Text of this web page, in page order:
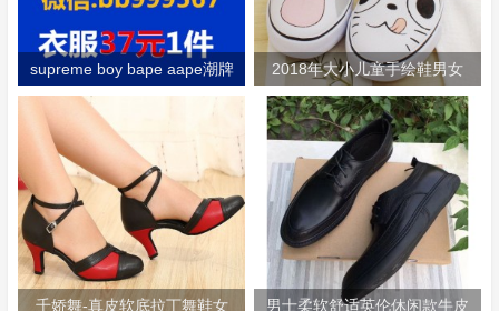
supreme boy bape aape潮牌
潮服大牌服装
2018年大小儿童手绘鞋男女
款低帮套脚帆布鞋一脚蹬硫化
鞋运动鞋
千娇舞-真皮软底拉丁舞鞋女
男士柔软舒适英伦休闲款牛皮